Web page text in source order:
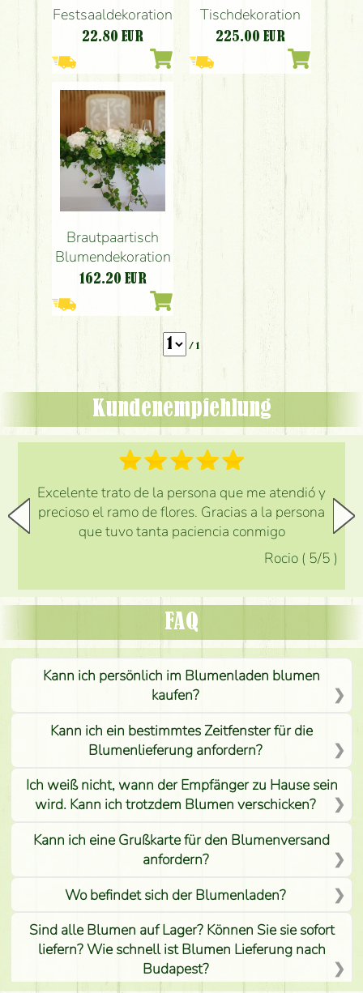
Festsaaldekoration
22.80 EUR
Tischdekoration
225.00 EUR
Brautpaartisch
Blumendekoration
162.20 EUR
/ 1
Kundenempfehlung
Excelente trato de la persona que me atendió y
precioso el ramo de flores. Gracias a la persona
que tuvo tanta paciencia conmigo
Rocio ( 5/5 )
FAQ
Kann ich persönlich im Blumenladen blumen
kaufen?
Kann ich ein bestimmtes Zeitfenster für die
Blumenlieferung anfordern?
Ich weiß nicht, wann der Empfänger zu Hause sein
wird. Kann ich trotzdem Blumen verschicken?
Kann ich eine Grußkarte für den Blumenversand
anfordern?
Wo befindet sich der Blumenladen?
Sind alle Blumen auf Lager? Können Sie sie sofort
liefern? Wie schnell ist Blumen Lieferung nach
Budapest?